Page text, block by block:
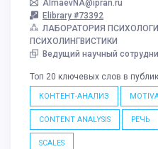
AlmaevNA@ipran.ru
Elibrary #73392
ЛАБОРАТОРИЯ
ПСИХОЛИНГВИСТИКИ
Ведущий научный
Топ 20 ключевых слов в
КОНТЕНТ-АНАЛИЗ
CONTENT ANALYSIS РЕЧЬ
SCALES